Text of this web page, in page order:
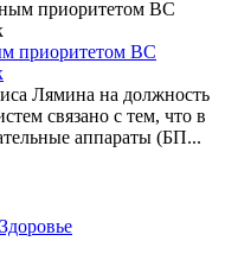
приоритетом ВС
Лямина на должность
связано с тем, что в
аппараты (БП...
Здоровье